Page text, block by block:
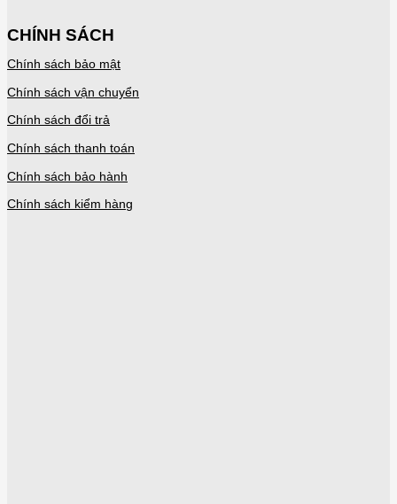
CHÍNH SÁCH
Chính sách bảo mật
Chính sách vận chuyển
Chính sách đổi trả
Chính sách thanh toán
Chính sách bảo hành
Chính sách kiểm hàng